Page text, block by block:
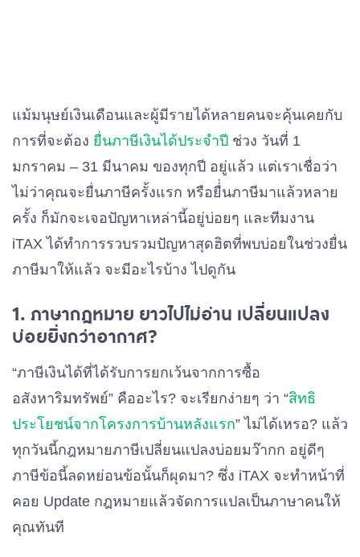
แม้มนุษย์เงินเดือนและผู้มีรายได้หลายคนจะคุ้นเคยกับ
การที่จะต้อง ยื่นภาษีเงินได้ประจำปี ช่วง วันที่ 1
มกราคม – 31 มีนาคม ของทุกปี อยู่แล้ว แต่เราเชื่อว่า
ไม่ว่าคุณจะยื่นภาษีครั้งแรก หรือยื่่นภาษีมาแล้วหลาย
ครั้ง ก็มักจะเจอปัญหาเหล่านี้อยู่บ่อยๆ และทีมงาน
iTAX ได้ทำการรวบรวมปัญหาสุดฮิตที่พบบ่อยในช่วงยื่น
ภาษีมาให้แล้ว จะมีอะไรบ้าง ไปดูกัน
1. ภาษากฎหมาย ยาวไปไม่อ่าน เปลี่ยนแปลง
บ่อยยิ่งกว่าอากาศ?
“ภาษีเงินได้ที่ได้รับการยกเว้นจากการซื้อ
อสังหาริมทรัพย์” คืออะไร? จะเรียกง่ายๆ ว่า “สิทธิ
ประโยชน์จากโครงการบ้านหลังแรก” ไม่ได้เหรอ? แล้ว
ทุกวันนี้กฎหมายภาษีเปลี่ยนแปลงบ่อยมว๊ากก อยู่ดีๆ
ภาษีข้อนี้ลดหย่อนข้อนั้นก็ผุดมา? ซึ่ง iTAX จะทำหน้าที่
คอย Update กฎหมายแล้วจัดการแปลเป็นภาษาคนให้
คุณทันที